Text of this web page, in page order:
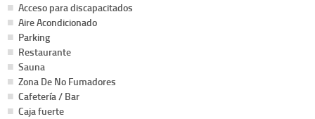
Acceso para discapacitados
Aire Acondicionado
Parking
Restaurante
Sauna
Zona De No Fumadores
Cafetería / Bar
Caja fuerte